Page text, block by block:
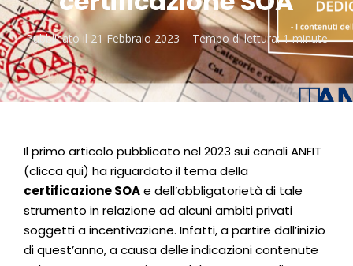
Pubblicato il 21 Febbraio 2023 Tempo di lettura:1 minute
Il primo articolo pubblicato nel 2023 sui canali ANFIT
(cliccaqui) ha riguardato il tema della
certificazione SOAe dell’obbligatorietà di tale
strumento in relazione ad alcuni ambiti privati
soggetti a incentivazione. Infatti, a partire dall’inizio
di quest’anno, a causa delle indicazioni contenute